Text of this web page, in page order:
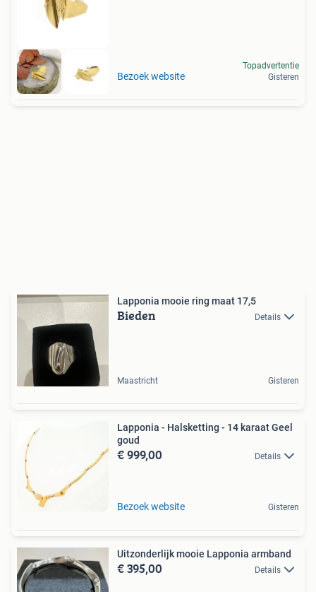
Bezoek website
Topadvertentie
Gisteren
Lapponia mooie ring maat 17,5
Bieden Details
Maastricht Gisteren
Lapponia - Halsketting - 14 karaat Geel
goud
€ 999,00 Details
Bezoek website Gisteren
Uitzonderlijk mooie Lapponia armband
€ 395,00 Details